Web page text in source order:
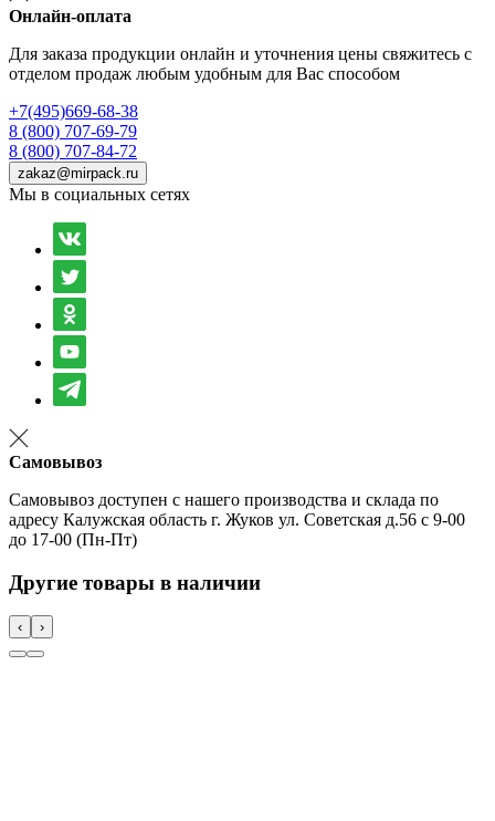
Онлайн-оплата
Для заказа продукции онлайн и уточнения цены свяжитесь с
отделом продаж любым удобным для Вас способом
+7(495)669-68-38
8 (800) 707-69-79
8 (800) 707-84-72
zakaz@mirpack.ru
Мы в социальных сетях
Самовывоз
Самовывоз доступен с нашего производства и склада по
адресу Калужская область г. Жуков ул. Советская д.56 с 9-00
до 17-00 (Пн-Пт)
Другие товары в наличии
‹ ›